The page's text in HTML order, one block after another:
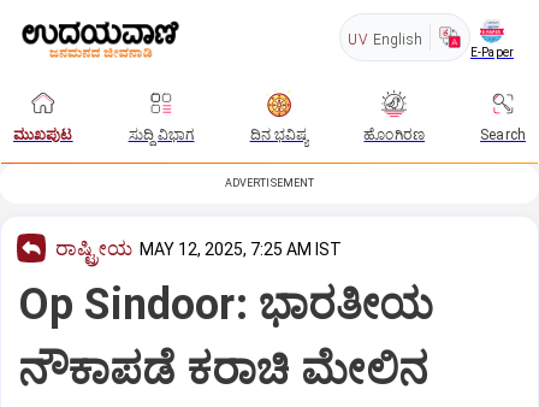
UV English
E-Paper
ಮುಖಪುಟ ಸುದ್ದಿ ವಿಭಾಗ ದಿನ ಭವಿಷ್ಯ ಹೊಂಗಿರಣ Search
ADVERTISEMENT
ರಾಷ್ಟ್ರೀಯ MAY 12, 2025, 7:25 AM IST
Op Sindoor: ಭಾರತೀಯ
ನೌಕಾಪಡೆ ಕರಾಚಿ ಮೇಲಿನ